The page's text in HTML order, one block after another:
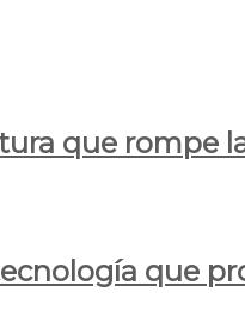
que rompe
que